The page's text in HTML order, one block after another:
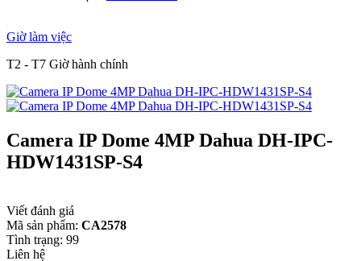
Giờ làm việc
T2 - T7 Giờ hành chính
Camera IP Dome 4MP Dahua DH-IPC-
HDW1431SP-S4
Viết đánh giá
Mã sản phẩm: CA2578
Tình trạng: 99
Liên hệ